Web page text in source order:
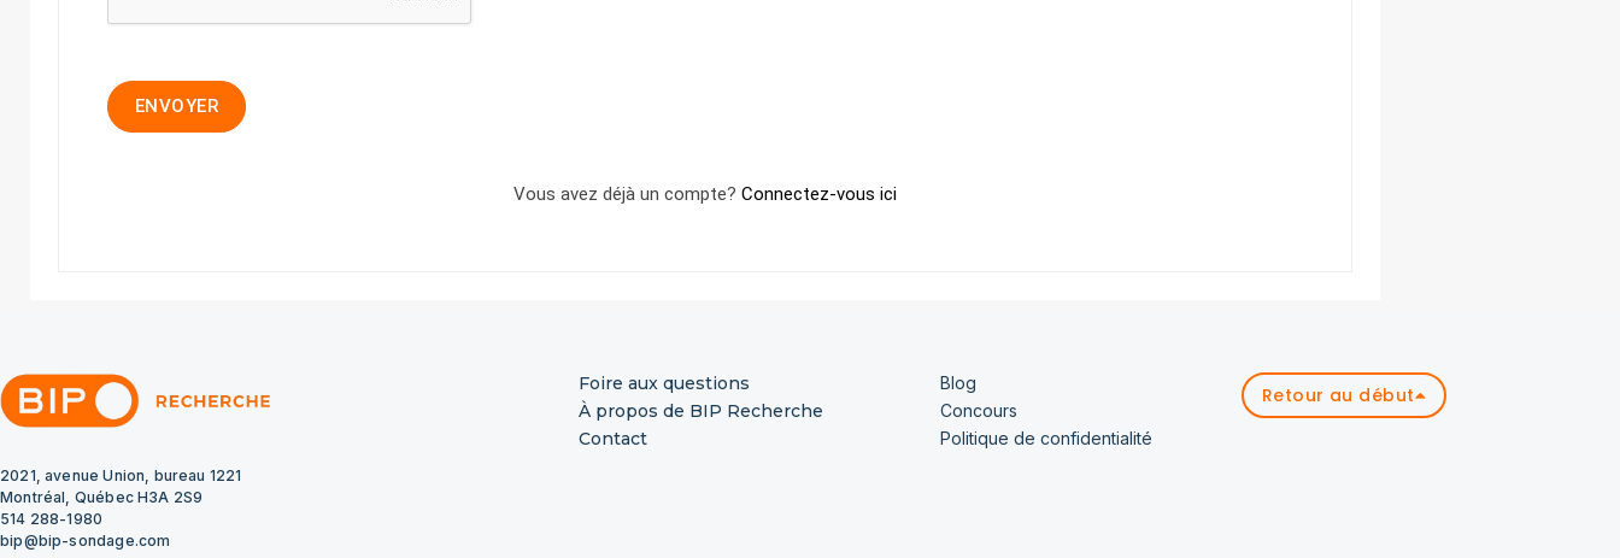
Vous avez déjà un compte? Connectez-vous ici
2021, avenue Union, bureau 1221
Montréal, Québec H3A 2S9
514 288-1980
bip@bip-sondage.com
Foire aux questions
À propos de BIP Recherche
Contact
Blog
Concours
Politique de confidentialité
Retour au début